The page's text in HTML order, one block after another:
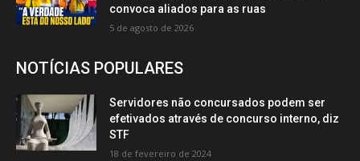
convoca aliados para as ruas
5 de agosto de 2026
NOTÍCIAS POPULARES
Servidores não concursados podem ser
efetivados através de concurso interno, diz
STF
18 de fevereiro de 2024